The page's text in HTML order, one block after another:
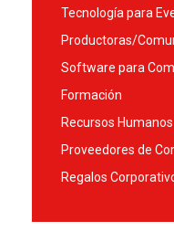
Tecnología para
Productoras/
Software para
Formación
Recursos
Proveedores de
Regalos